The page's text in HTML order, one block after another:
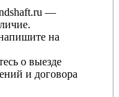
—
на
о выезде
и договора